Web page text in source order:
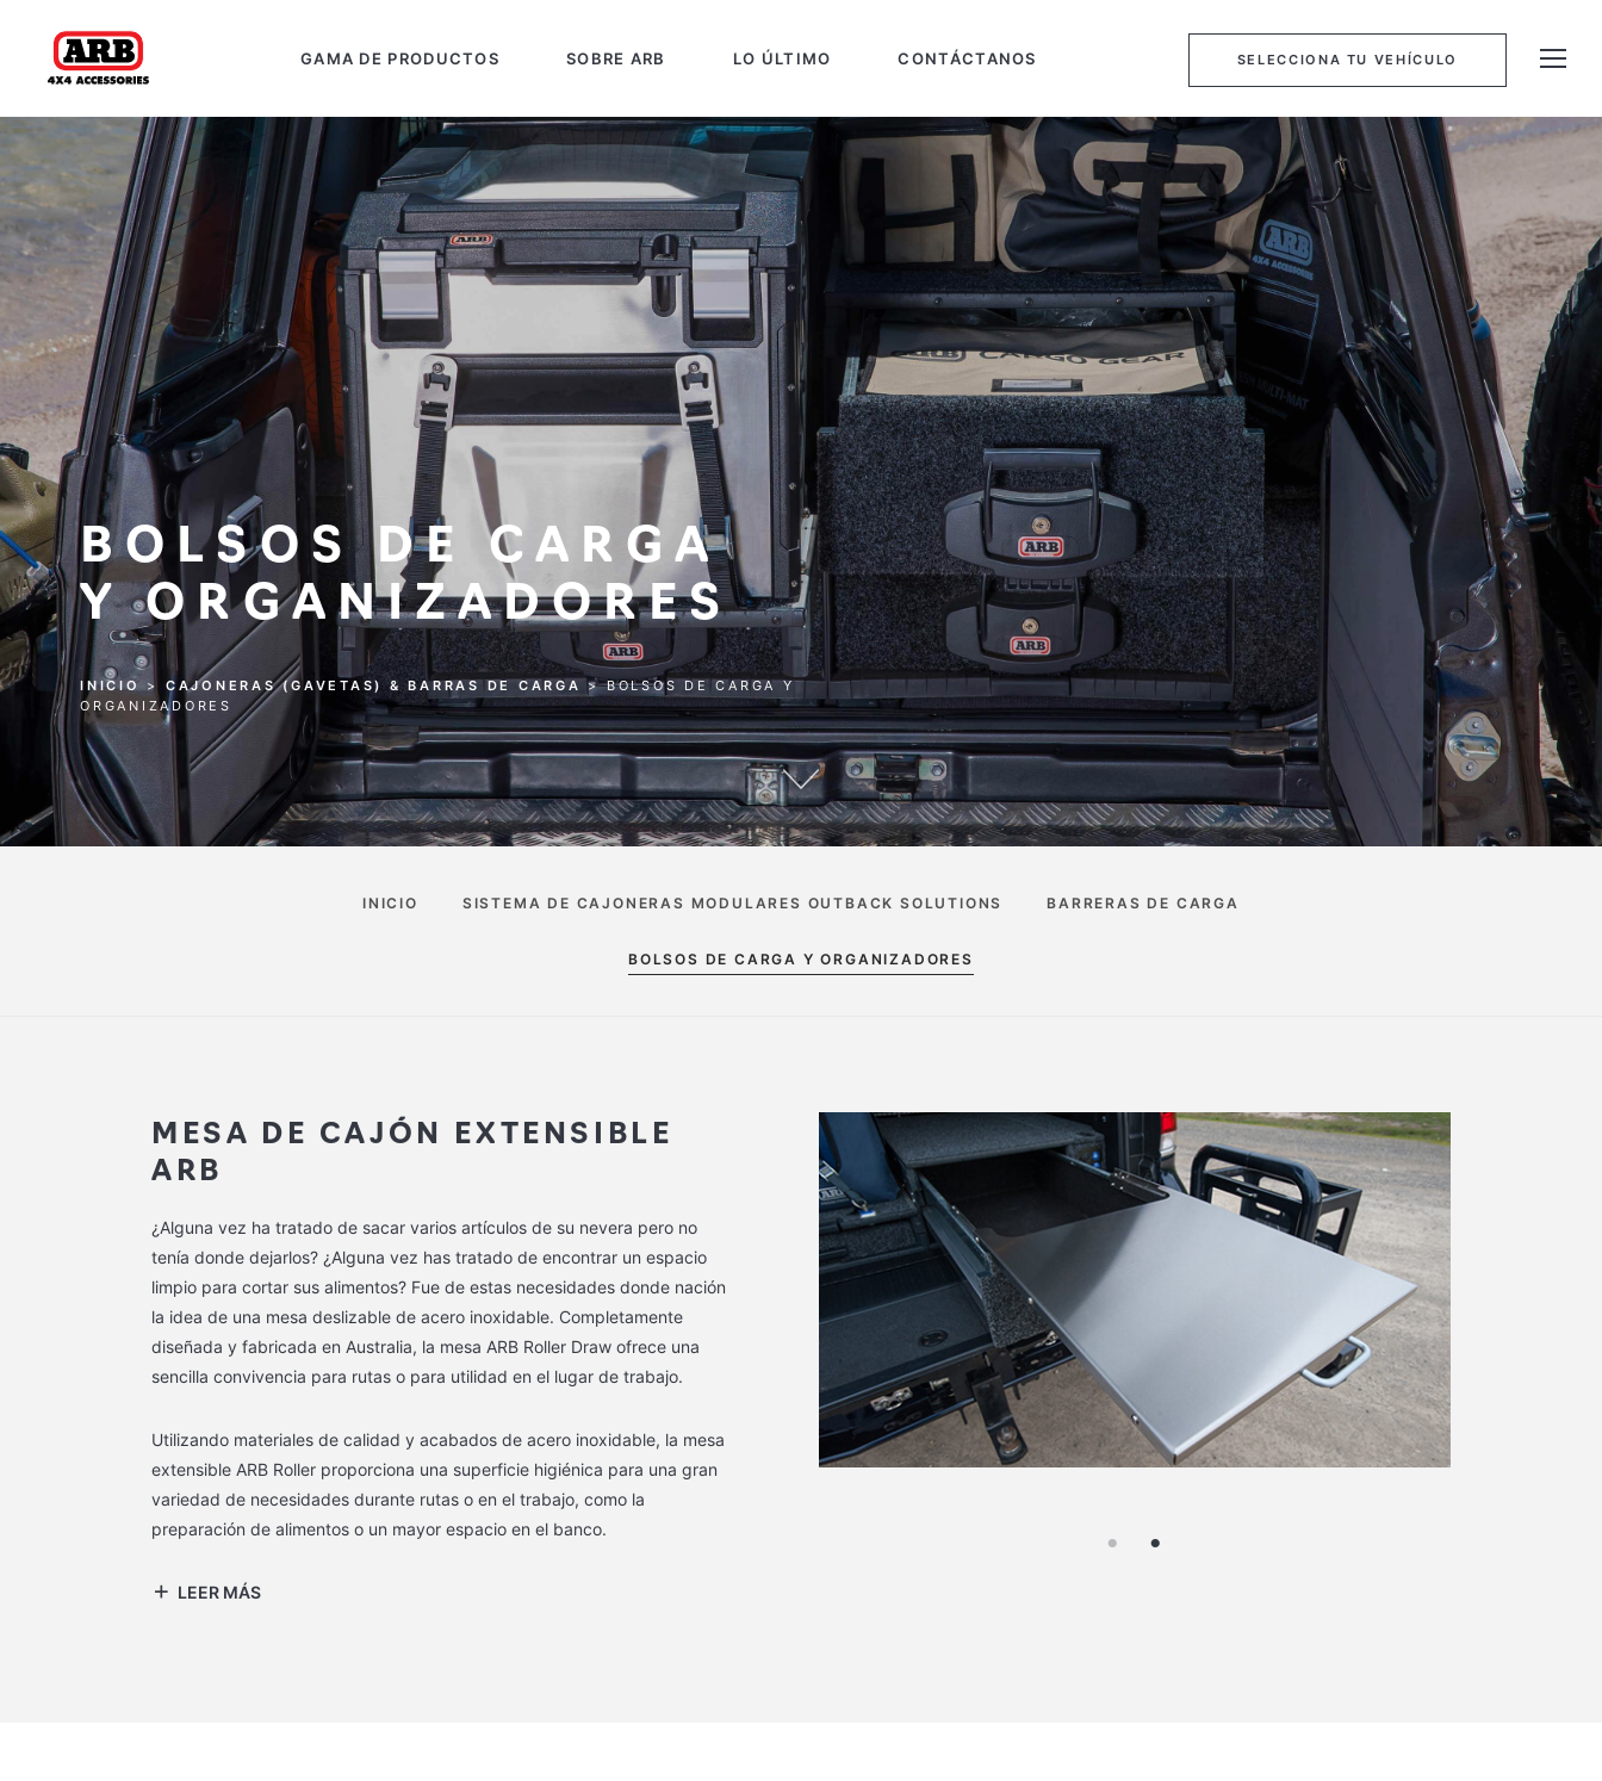
GAMA DE PRODUCTOS SOBRE ARB LO ÚLTIMO CONTÁCTANOS SELECCIONA TU VEHÍCULO
BOLSOS DE CARGA
Y ORGANIZADORES
INICIO > CAJONERAS (GAVETAS) & BARRAS DE CARGA >BOLSOS DE CARGA Y
ORGANIZADORES
INICIO SISTEMA DE CAJONERAS MODULARES OUTBACK SOLUTIONS BARRERAS DE CARGA
BOLSOS DE CARGA Y ORGANIZADORES
MESA DE CAJÓN EXTENSIBLE
ARB
¿Alguna vez ha tratado de sacar varios artículos de su nevera pero no
tenía donde dejarlos? ¿Alguna vez has tratado de encontrar un espacio
limpio para cortar sus alimentos? Fue de estas necesidades donde nación
la idea de una mesa deslizable de acero inoxidable. Completamente
diseñada y fabricada en Australia, la mesa ARB Roller Draw ofrece una
sencilla convivencia para rutas o para utilidad en el lugar de trabajo.
Utilizando materiales de calidad y acabados de acero inoxidable, la mesa
extensible ARB Roller proporciona una superficie higiénica para una gran
variedad de necesidades durante rutas o en el trabajo, como la
preparación de alimentos o un mayor espacio en el banco.
LEER MÁS